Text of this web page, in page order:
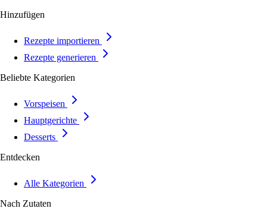
Hinzufügen
Rezepte importieren
Rezepte generieren
Beliebte Kategorien
Vorspeisen
Hauptgerichte
Desserts
Entdecken
Alle Kategorien
Nach Zutaten